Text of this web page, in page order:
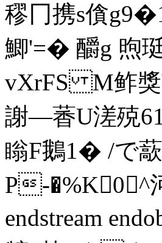
穋冂携s僋
鯽'=� 釂g 煦
vXrFS M鲊
謝—萫U溠殑
瞈F鵝1� /で
P-�%K0^
endstream